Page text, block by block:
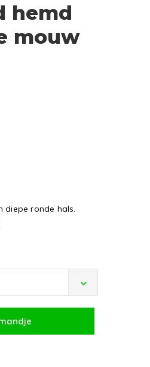
hemd
mouw
diepe ronde hals.